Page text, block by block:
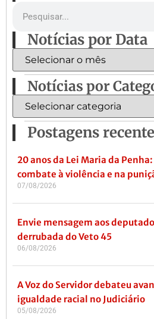
Notícias por Data
Notícias por
Postagens
20 anos da Lei Maria da
combate à violência e na
07/08/2026
Envie mensagem aos
derrubada do Veto 45
06/08/2026
A Voz do Servidor debateu
igualdade racial no Judiciário
05/08/2026